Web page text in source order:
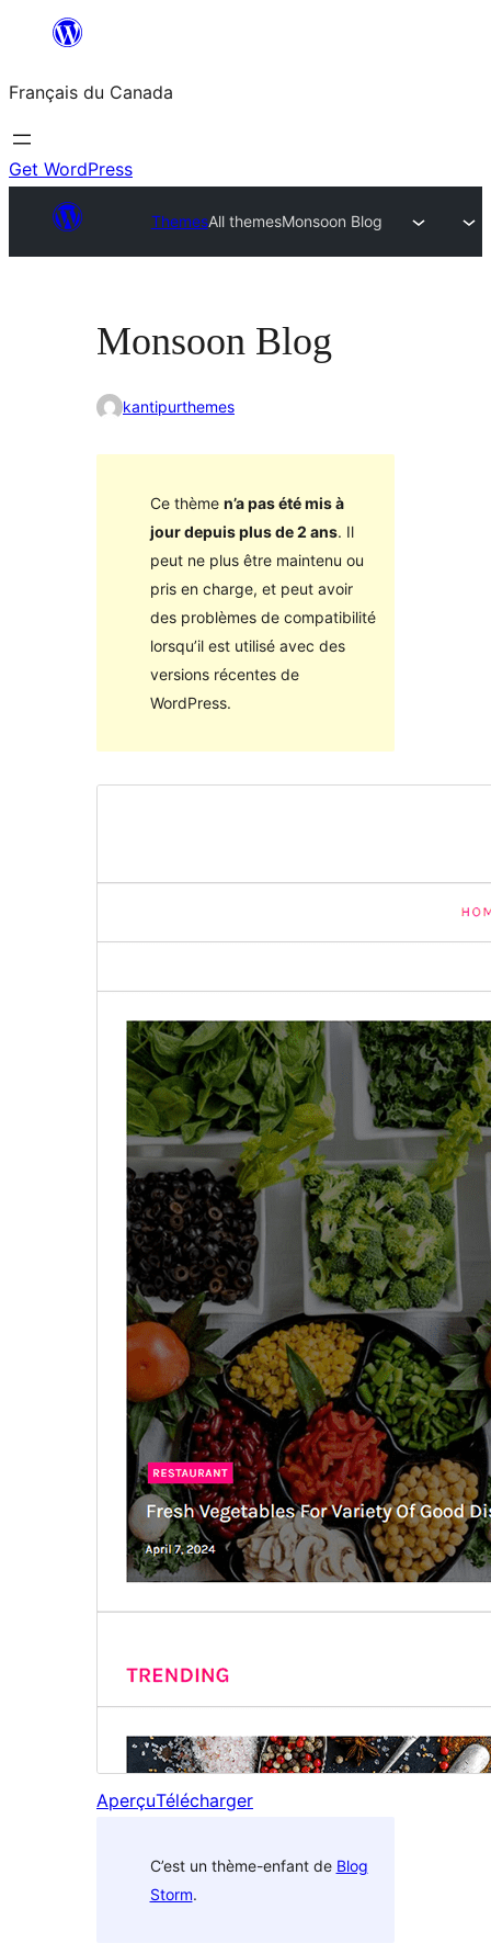
contenu
Français du Canada
Get WordPress
ThemesAll themesMonsoon Blog
Monsoon Blog
kantipurthemes
Ce thème n’a pas été mis à
jour depuis plus de 2 ans. Il
peut ne plus être maintenu ou
pris en charge, et peut avoir
des problèmes de compatibilité
lorsqu’il est utilisé avec des
versions récentes de
WordPress.
AperçuTélécharger
C’est un thème-enfant de Blog
Storm.